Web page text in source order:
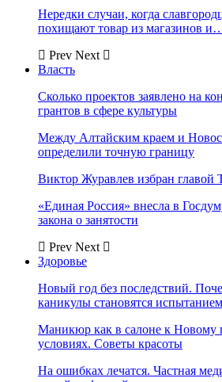
Нередки случаи, когда
похищают товар из магазинов
Prev Next
Власть
Сколько проектов заявлено на
грантов в сфере культуры
Между Алтайским краем и
определили точную границу
Виктор Журавлев избран главой
«Единая Россия» внесла в
закона о занятости
Prev Next
Здоровье
Новый год без последствий.
каникулы становятся
Маникюр как в салоне к Новому
условиях. Советы красоты
На ошибках лечатся. Частная